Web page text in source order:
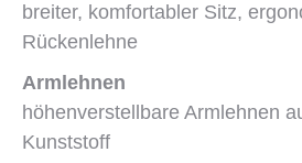
breiter, komfortabler Sitz,
Rückenlehne
Armlehnen
höhenverstellbare Armlehnen
Kunststoff